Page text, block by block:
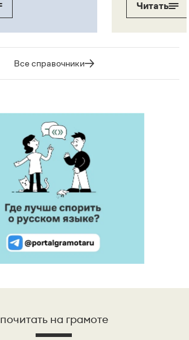
Читать
Все справочники
почитать на грамоте